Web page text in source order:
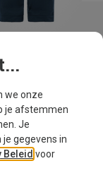
we onze
je afstemmen
Je
gegevens in
Beleid voor